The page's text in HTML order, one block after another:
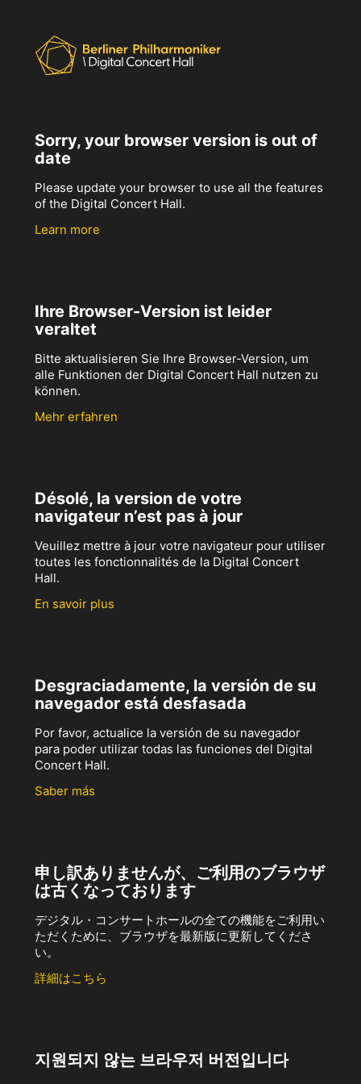
Sorry, your browser version is out of
date
Please update your browser to use all the features
of the Digital Concert Hall.
Learn more
Ihre Browser-Version ist leider
veraltet
Bitte aktualisieren Sie Ihre Browser-Version, um
alle Funktionen der Digital Concert Hall nutzen zu
können.
Mehr erfahren
Désolé, la version de votre
navigateur n’est pas à jour
Veuillez mettre à jour votre navigateur pour utiliser
toutes les fonctionnalités de la Digital Concert
Hall.
En savoir plus
Desgraciadamente, la versión de su
navegador está desfasada
Por favor, actualice la versión de su navegador
para poder utilizar todas las funciones del Digital
Concert Hall.
Saber más
申し訳ありませんが、ご利用のブラウザ
は古くなっております
デジタル・コンサートホールの全ての機能をご利用い
ただくために、ブラウザを最新版に更新してくださ
い。
詳細はこちら
지원되지 않는 브라우저 버전입니다